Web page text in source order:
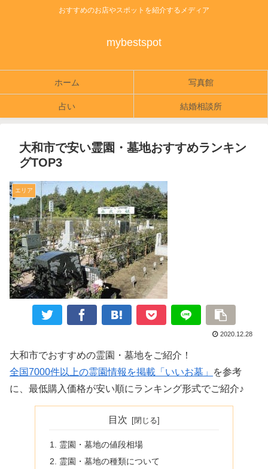
おすすめのお店やスポットを紹介するメディア
mybestspot
ホーム 写真館
占い 結婚相談所
大和市で安い霊園・墓地おすすめランキン
グTOP3
エリア
2020.12.28
大和市でおすすめの霊園・墓地をご紹介！
全国7000件以上の霊園情報を掲載「いいお墓」
を参考
に、最低購入価格が安い順にランキング形式でご紹介♪
目次
霊園・墓地の値段相場
霊園・墓地の種類について